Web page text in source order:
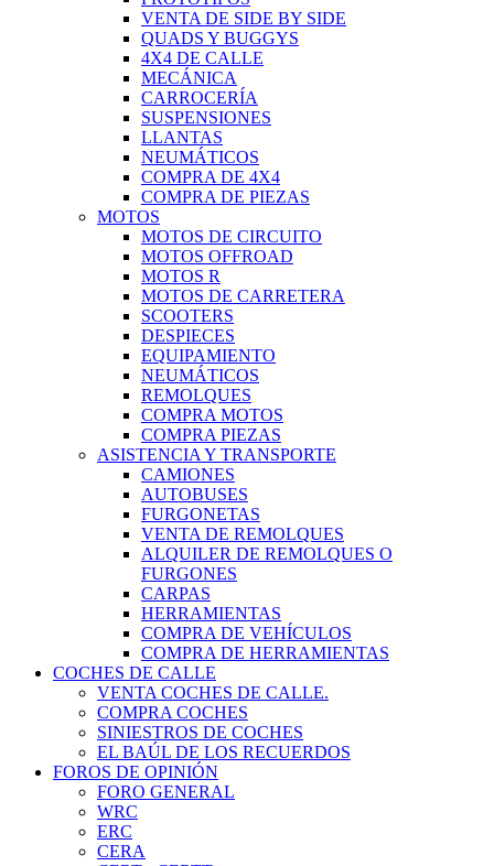
VENTA DE SIDE BY SIDE
QUADS Y BUGGYS
4X4 DE CALLE
MECÁNICA
CARROCERÍA
SUSPENSIONES
LLANTAS
NEUMÁTICOS
COMPRA DE 4X4
COMPRA DE PIEZAS
MOTOS
MOTOS DE CIRCUITO
MOTOS OFFROAD
MOTOS R
MOTOS DE CARRETERA
SCOOTERS
DESPIECES
EQUIPAMIENTO
NEUMÁTICOS
REMOLQUES
COMPRA MOTOS
COMPRA PIEZAS
ASISTENCIA Y TRANSPORTE
CAMIONES
AUTOBUSES
FURGONETAS
VENTA DE REMOLQUES
ALQUILER DE REMOLQUES O
FURGONES
CARPAS
HERRAMIENTAS
COMPRA DE VEHÍCULOS
COMPRA DE HERRAMIENTAS
COCHES DE CALLE
VENTA COCHES DE CALLE.
COMPRA COCHES
SINIESTROS DE COCHES
EL BAÚL DE LOS RECUERDOS
FOROS DE OPINIÓN
FORO GENERAL
WRC
ERC
CERA